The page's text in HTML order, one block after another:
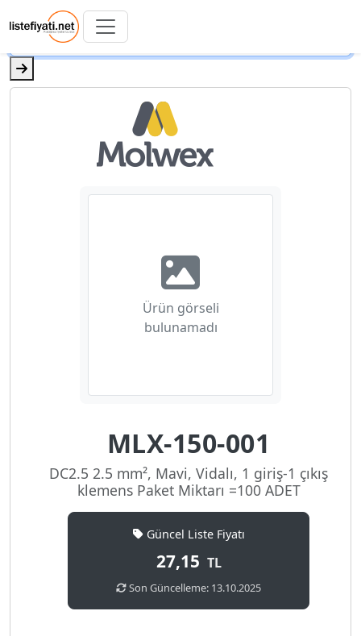
Ürün görseli
bulunamadı
MLX-150-001
DC2.5 2.5 mm², Mavi, Vidalı, 1 giriş-1 çıkış
klemens Paket Miktarı =100 ADET
Güncel Liste Fiyatı
27,15 TL
Son Güncelleme: 13.10.2025